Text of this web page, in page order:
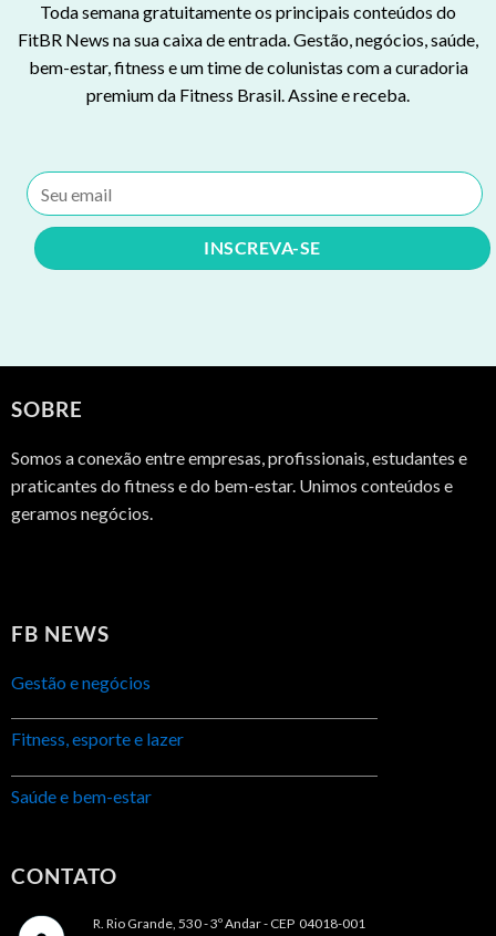
Toda semana gratuitamente os principais conteúdos do
FitBR News na sua caixa de entrada. Gestão, negócios, saúde,
bem-estar, fitness e um time de colunistas com a curadoria
premium da Fitness Brasil. Assine e receba.
SOBRE
Somos a conexão entre empresas, profissionais, estudantes e
praticantes do fitness e do bem-estar. Unimos conteúdos e
geramos negócios.
FB NEWS
Gestão e negócios
Fitness, esporte e lazer
Saúde e bem-estar
CONTATO
R. Rio Grande, 530 - 3º Andar - CEP 04018-001